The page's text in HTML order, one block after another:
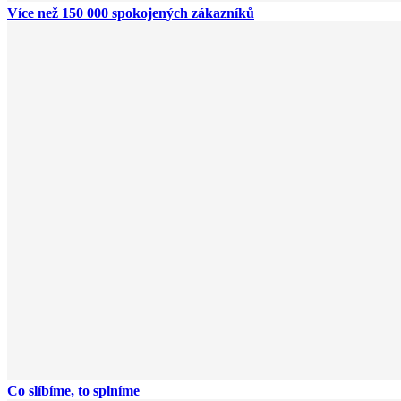
Více než 150 000 spokojených zákazníků
Co slíbíme, to splníme